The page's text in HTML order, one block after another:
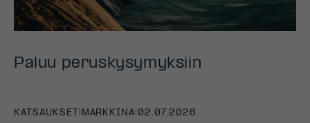
Paluu peruskysymyksiin
KATSAUKSET MARKKINA |02.07.2026